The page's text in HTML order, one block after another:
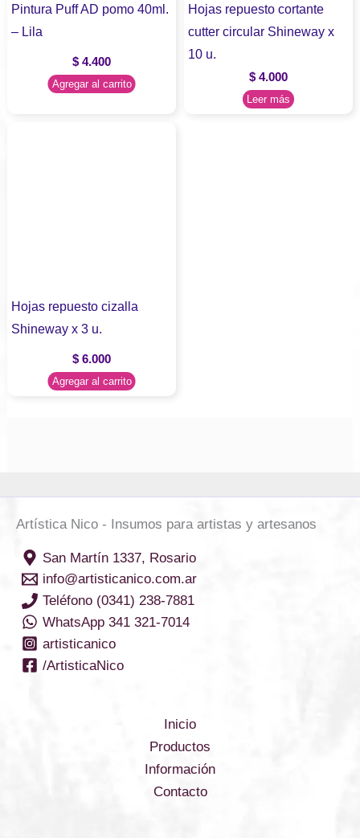
Pintura Puff AD pomo 40ml.
– Lila
$ 4.400
Agregar al carrito
Hojas repuesto cortante
cutter circular Shineway x
10 u.
$4.000
Leer más
Hojas repuesto cizalla
Shineway x 3 u.
$ 6.000
Agregar al carrito
Artística Nico - Insumos para artistas y artesanos
San Martín 1337, Rosario
info@artisticanico.com.ar
Teléfono (0341) 238-7881
WhatsApp 341 321-7014
artisticanico
/ArtisticaNico
Inicio
Productos
Información
Contacto